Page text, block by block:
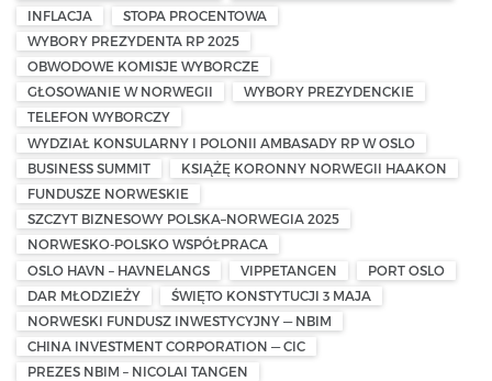
INFLACJA
STOPA PROCENTOWA
WYBORY PREZYDENTA RP 2025
OBWODOWE KOMISJE WYBORCZE
GŁOSOWANIE W NORWEGII
WYBORY PREZYDENCKIE
TELEFON WYBORCZY
WYDZIAŁ KONSULARNY I POLONII AMBASADY RP W OSLO
BUSINESS SUMMIT
KSIĄŻĘ KORONNY NORWEGII HAAKON
FUNDUSZE NORWESKIE
SZCZYT BIZNESOWY POLSKA–NORWEGIA 2025
NORWESKO-POLSKO WSPÓŁPRACA
OSLO HAVN – HAVNELANGS
VIPPETANGEN
PORT OSLO
DAR MŁODZIEŻY
ŚWIĘTO KONSTYTUCJI 3 MAJA
NORWESKI FUNDUSZ INWESTYCYJNY — NBIM
CHINA INVESTMENT CORPORATION — CIC
PREZES NBIM – NICOLAI TANGEN